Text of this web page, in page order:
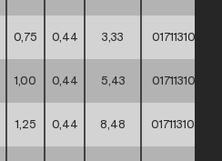
0,75 0,44 3,33
1,00 0,44 5,43
1,25 0,44 8,48